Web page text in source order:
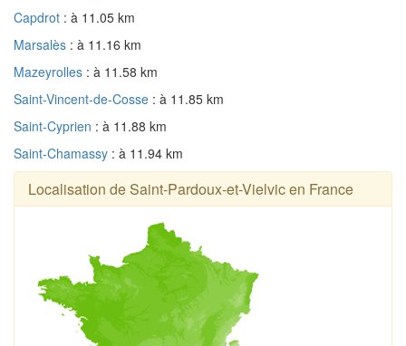
Capdrot : à 11.05 km
Marsalès : à 11.16 km
Mazeyrolles : à 11.58 km
Saint-Vincent-de-Cosse : à 11.85 km
Saint-Cyprien : à 11.88 km
Saint-Chamassy : à 11.94 km
Localisation de Saint-Pardoux-et-Vielvic en France